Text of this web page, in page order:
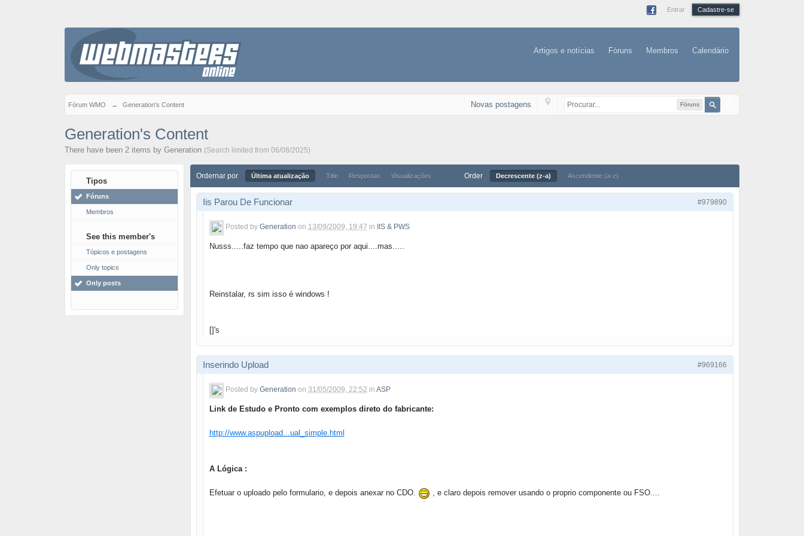
Entrar Cadastre-se
Artigos e notícias Fóruns Membros Calendário
Fórum WMO → Generation's Content Fóruns
Novas postagens
Generation's Content
There have been 2 items by Generation (Search limited from 06/08/2025)
Tipos
Fóruns
Membros
See this member's
Tópicos e postagens
Only topics
Only posts
Ordernar por Última atualização Title Respostas Visualizações Order Decrescente (z-a) Ascendente (a-z)
#979890
Iis Parou De Funcionar
Posted by Generation on 13/09/2009, 19:47 in IIS & PWS
Nusss.....faz tempo que nao apareço por aqui....mas.....
Reinstalar, rs sim isso é windows !
[]'s
#969166
Inserindo Upload
Posted by Generation on 31/05/2009, 22:52 in ASP
Link de Estudo e Pronto com exemplos direto do fabricante:
http://www.aspupload...ual_simple.html
A Lógica :
Efetuar o uploado pelo formulario, e depois anexar no CDO. , e claro depois remover usando o proprio componente ou FSO....